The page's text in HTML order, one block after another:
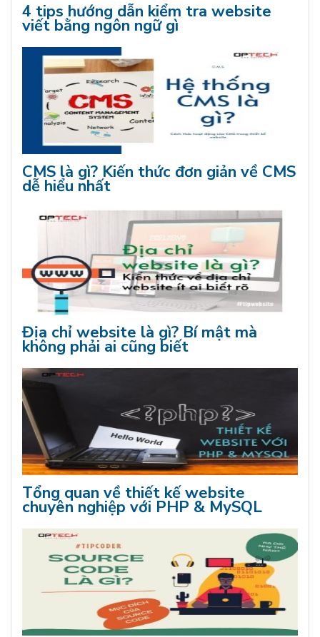
4 tips hướng dẫn kiểm tra website
viết bằng ngôn ngữ gì
CMS là gì? Kiến thức đơn giản về CMS
dễ hiểu nhất
Địa chỉ website là gì? Bí mật mà
không phải ai cũng biết
Tổng quan về thiết kế website
chuyên nghiệp với PHP & MySQL